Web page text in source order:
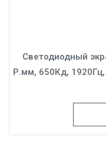
Светодиодный
Р.мм, 650Кд,